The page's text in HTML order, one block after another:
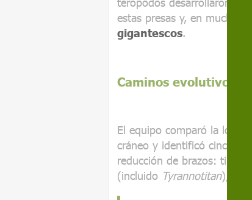
estas presas y, en muchos
gigantescos.
Caminos evolutivos
El equipo comparó la
cráneo y identificó cinco
reducción de brazos:
(incluido Tyrannotitan),